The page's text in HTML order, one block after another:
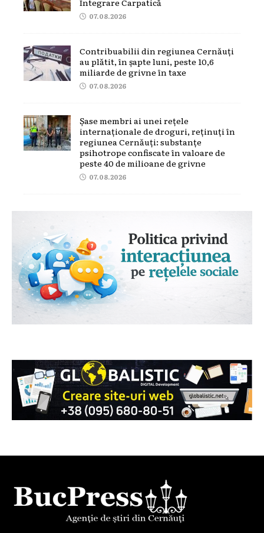
Integrare Carpatică
07.08.2026
Contribuabilii din regiunea Cernăuți
au plătit, în șapte luni, peste 10,6
miliarde de grivne în taxe
07.08.2026
Șase membri ai unei rețele
internaționale de droguri, reținuți în
regiunea Cernăuți: substanțe
psihotrope confiscate în valoare de
peste 40 de milioane de grivne
07.08.2026